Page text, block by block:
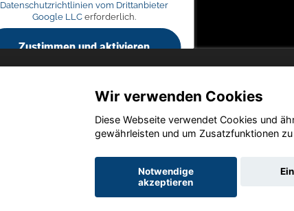
Datenschutzrichtlinien vom Drittanbieter
Google LLCerforderlich.
Zustimmen und aktivieren
Copyright ©
Startseite AGB
Wir verwenden Cookies
Diese Webseite verwendet Cookies und
gewährleisten und um Zusatzfunktionen
Notwendige
akzeptieren